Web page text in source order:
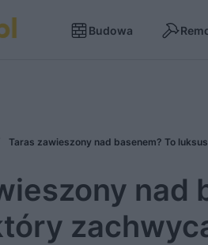
Budowa
Taras zawieszony nad basenem? To
nad